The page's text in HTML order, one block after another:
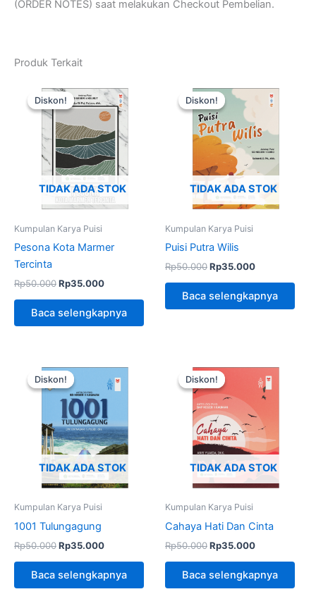
(ORDER NOTES) saat melakukan Checkout Pembelian.
Produk Terkait
Diskon!
TIDAK ADA STOK
Diskon!
Kumpulan Karya Puisi
Pesona Kota Marmer
Tercinta
Rp50.000
aslinya
adalah:
Rp50.000.
Rp35.000
saat
ini
adalah:
Rp35.000.
Baca selengkapnya
Diskon!
TIDAK ADA STOK
Diskon!
Kumpulan Karya Puisi
Puisi Putra Wilis
Rp50.000
aslinya
adalah:
Rp50.000.
Rp35.000
saat
Rp35.000.
Baca selengkapnya
Diskon!
TIDAK ADA STOK
Diskon!
Kumpulan Karya Puisi
1001 Tulungagung
Rp50.000
aslinya
adalah:
Rp50.000.
Rp35.000
ini
adalah:
Baca selengkapnya
Diskon!
TIDAK ADA STOK
Diskon!
Kumpulan Karya Puisi
Cahaya Hati Dan Cinta
Rp50.000
aslinya
adalah:
Rp50.000.
Rp35.000
saat
ini
adalah:
Rp35.000.
Baca selengkapnya